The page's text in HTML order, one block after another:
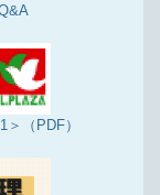
（PDF）